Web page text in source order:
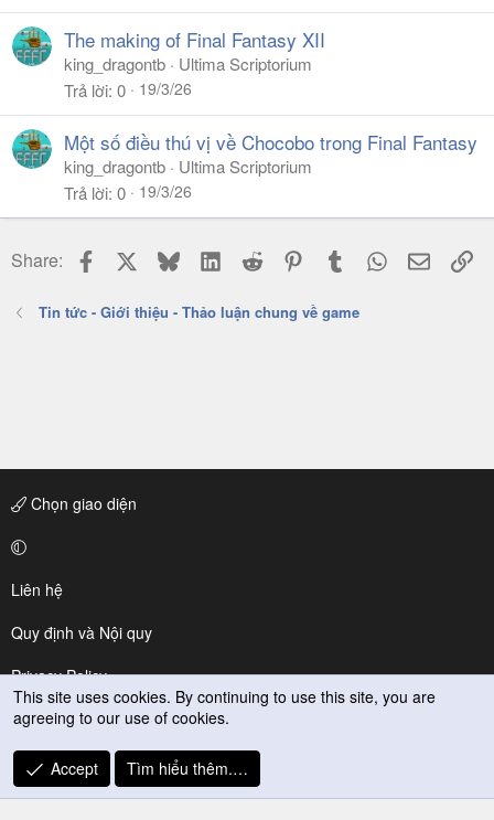
The making of Final Fantasy XII
king_dragontb
Ultima Scriptorium
Trả lời 0 19/3/26
Một số điều thú vị về Chocobo trong Final Fantasy
king_dragontb
Ultima Scriptorium
Trả lời 0 19/3/26
Share: Facebook BlueskyLinkedIn
Reddit PinterestTumblr WhatsApp
Email
Tin tức - Giới thiệu - Thảo luận chung về game
Chọn giao diện
Liên hệ
Quy định và Nội quy
Privacy Policy
Trợ giúp
R
S
This site uses cookies. By continuing to use this site, you are
agreeing to our use of cookies.
Accept Tìm hiểu thêm.…